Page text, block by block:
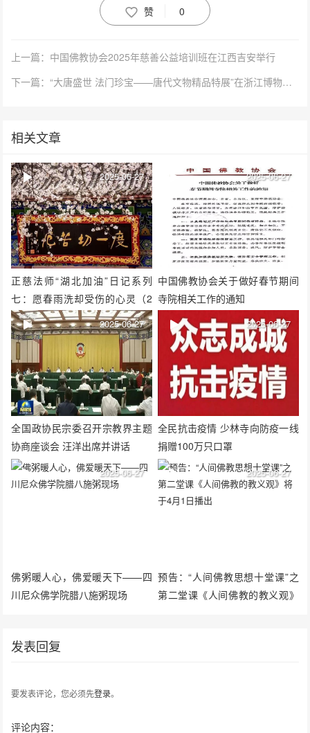
赞 0
上一篇：中国佛教协会2025年慈善公益培训班在江西吉安举行
下一篇：“大唐盛世 法门珍宝——唐代文物精品特展”在浙江博物馆展出
相关文章
正慈法师“湖北加油”日记系列
七：愿春雨洗却受伤的心灵（2
月11日—12日）
2025-06-27
中国佛教协会关于做好春节期间
寺院相关工作的通知
2025-06-27
全国政协民宗委召开宗教界主题
协商座谈会 汪洋出席并讲话
2025-06-27
全民抗击疫情 少林寺向防疫一线
捐赠100万只口罩
2025-06-27
佛粥暖人心，佛爱暖天下——四
川尼众佛学院腊八施粥现场
2025-06-27
预告：“人间佛教思想十堂课”之
第二堂课《人间佛教的教义观》
2025-06-27
发表回复
要发表评论，您必须先登录。
评论内容：